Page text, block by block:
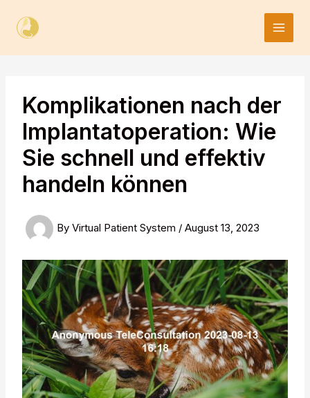
content
Komplikationen nach der
Implantatoperation: Wie
Sie schnell und effektiv
handeln können
ByVirtual Patient System /August 13, 2023